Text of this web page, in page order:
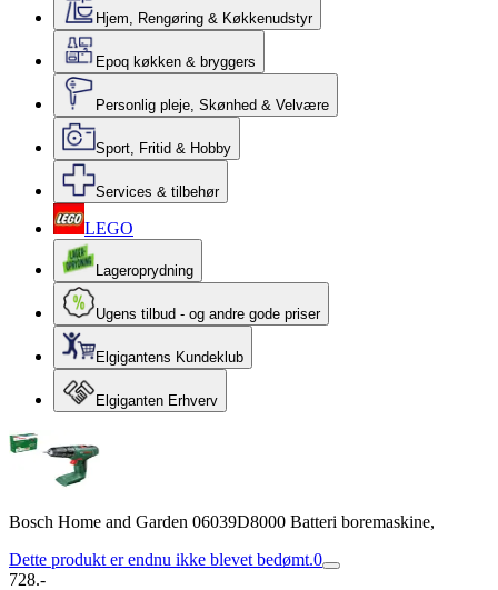
Hjem, Rengøring & Køkkenudstyr
Epoq køkken & bryggers
Personlig pleje, Skønhed & Velvære
Sport, Fritid & Hobby
Services & tilbehør
LEGO
Lageroprydning
Ugens tilbud - og andre gode priser
Elgigantens Kundeklub
Elgiganten Erhverv
Bosch Home and Garden 06039D8000 Batteri boremaskine,
Dette produkt er endnu ikke blevet bedømt.0
728.-